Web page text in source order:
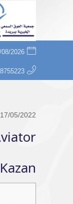
08/2026
17/05/2022 |